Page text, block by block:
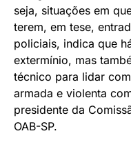
seja, situações em
terem, em tese,
policiais, indica que
extermínio, mas
técnico para lidar
armada e violenta
presidente da
OAB-SP.